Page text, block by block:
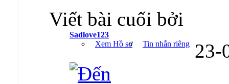
Viết bài cuối bởi
Sadlove123
Xem Hồ sơ
Tin nhắn riêng 23-